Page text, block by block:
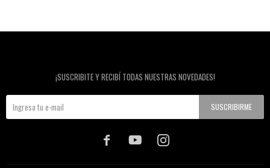
¡SUSCRIBITE Y RECIBÍ TODAS NUESTRAS NOVEDADES!
SUSCRIBIRME
  